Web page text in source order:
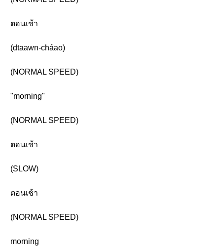
ตอนเช้า
(dtaawn-cháao)
(NORMAL SPEED)
"morning"
(NORMAL SPEED)
ตอนเช้า
(SLOW)
ตอนเช้า
(NORMAL SPEED)
morning